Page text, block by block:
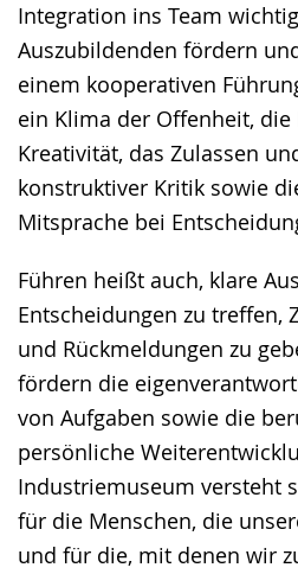
Integration ins Team
Auszubildenden fördern
einem kooperativen
ein Klima der Offenheit, die
Kreativität, das Zulassen
konstruktiver Kritik sowie
Mitsprache bei
Führen heißt auch, klare
Entscheidungen zu treffen,
und Rückmeldungen zu
fördern die
von Aufgaben sowie die
persönliche
Industriemuseum versteht
für die Menschen, die
und für die, mit denen wir